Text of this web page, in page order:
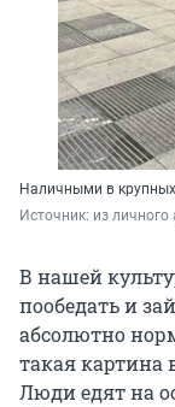
Наличными в
Источник: из
В нашей
пообедать и
абсолютно
такая картина
Люди едят на